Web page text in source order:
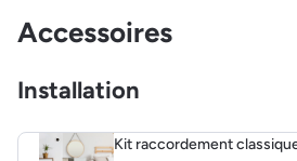
Accessoires
Installation
Kit raccordement